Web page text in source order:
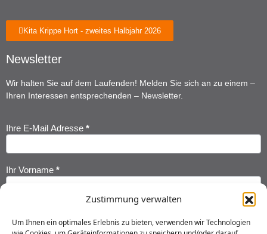
Zustimmung verwalten
Um Ihnen ein optimales Erlebnis zu bieten, verwenden wir Technologien
Kita Krippe Hort - zweites Halbjahr 2026
Newsletter
Wir halten Sie auf dem Laufenden! Melden Sie sich an zu einem –
Ihren Interessen entsprechenden – Newsletter.
Newsletter
Anmeldung
Ihre E-Mail Adresse *
Ihr Vorname *